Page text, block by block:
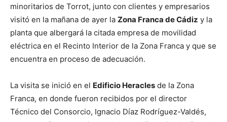
minoritarios de Torrot, junto con clientes y empresarios
visitó en la mañana de ayer la Zona Franca de Cádiz y la
planta que albergará la citada empresa de movilidad
eléctrica en el Recinto Interior de la Zona Franca y que se
encuentra en proceso de adecuación.
La visita se inició en el Edificio Heracles de la Zona
Franca, en donde fueron recibidos por el director
Técnico del Consorcio, Ignacio Díaz Rodríguez-Valdés,